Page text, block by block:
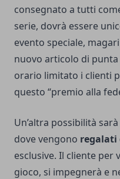
consegnato a tutti
serie, dovrà essere
evento speciale,
nuovo articolo di punta
orario limitato i clienti
questo “premio alla
Un’altra possibilità
dove vengono regalati
esclusive. Il cliente per
gioco, si impegnerà e